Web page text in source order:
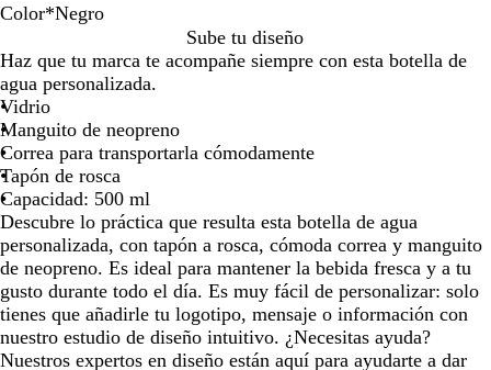
Color*Negro
e
g
r
o
z
u
l
o
r
a
d
o
o
j
o
r
i
s
z
u
l
c
l
a
r
o
a
r
a
n
j
a
e
r
d
e
l
i
m
a
l
a
n
c
o
Sube tu diseño
Haz que tu marca te acompañe siempre con esta botella de
agua personalizada.
Vidrio
Manguito de neopreno
Correa para transportarla cómodamente
Tapón de rosca
Capacidad: 500 ml
Descubre lo práctica que resulta esta botella de agua
personalizada, con tapón a rosca, cómoda correa y manguito
de neopreno. Es ideal para mantener la bebida fresca y a tu
gusto durante todo el día. Es muy fácil de personalizar: solo
tienes que añadirle tu logotipo, mensaje o información con
nuestro estudio de diseño intuitivo. ¿Necesitas ayuda?
Nuestros expertos en diseño están aquí para ayudarte a dar